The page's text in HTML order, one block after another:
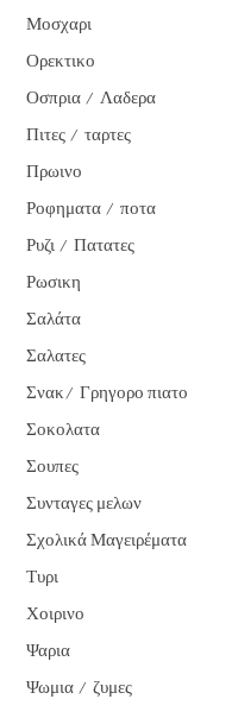
Μοσχαρι
Ορεκτικο
Οσπρια / Λαδερα
Πιτες / ταρτες
Πρωινο
Ροφηματα / ποτα
Ρυζι / Πατατες
Ρωσικη
Σαλάτα
Σαλατες
Σνακ/ Γρηγορο πιατο
Σοκολατα
Σουπες
Συνταγες μελων
Σχολικά Μαγειρέματα
Τυρι
Χοιρινο
Ψαρια
Ψωμια / ζυμες